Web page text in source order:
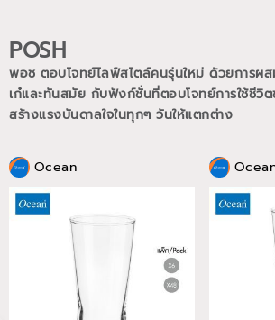
POSH
พอช ตอบโจทย์ไลฟ์สไตล์คนรุ่นใหม่ ด้วยการผส
เก๋และทันสมัย กับฟังก์ชั่นที่ตอบโจทย์การใช้ชีวิ
สร้างแรงบันดาลใจในทุกๆ วันให้แตกต่าง
Ocean